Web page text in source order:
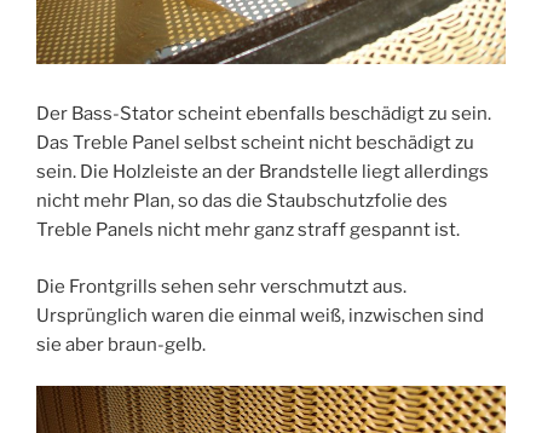
Der Bass-Stator scheint ebenfalls beschädigt zu sein.
Das Treble Panel selbst scheint nicht beschädigt zu
sein. Die Holzleiste an der Brandstelle liegt allerdings
nicht mehr Plan, so das die Staubschutzfolie des
Treble Panels nicht mehr ganz straff gespannt ist.
Die Frontgrills sehen sehr verschmutzt aus.
Ursprünglich waren die einmal weiß, inzwischen sind
sie aber braun-gelb.